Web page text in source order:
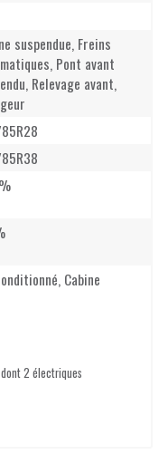
suspendue, Freins
Pont avant
Relevage avant,
Cabine
2 électriques